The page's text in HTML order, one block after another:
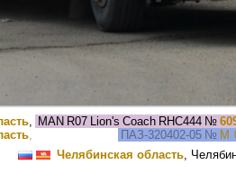
, MAN R07 Lion's Coach RHC444 №
, ПАЗ-320402-05 № М
Челябинская область,